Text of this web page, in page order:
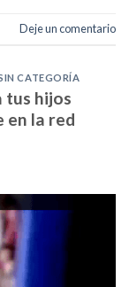
Deje un comentario
CATEGORÍA
tus hijos
en la red